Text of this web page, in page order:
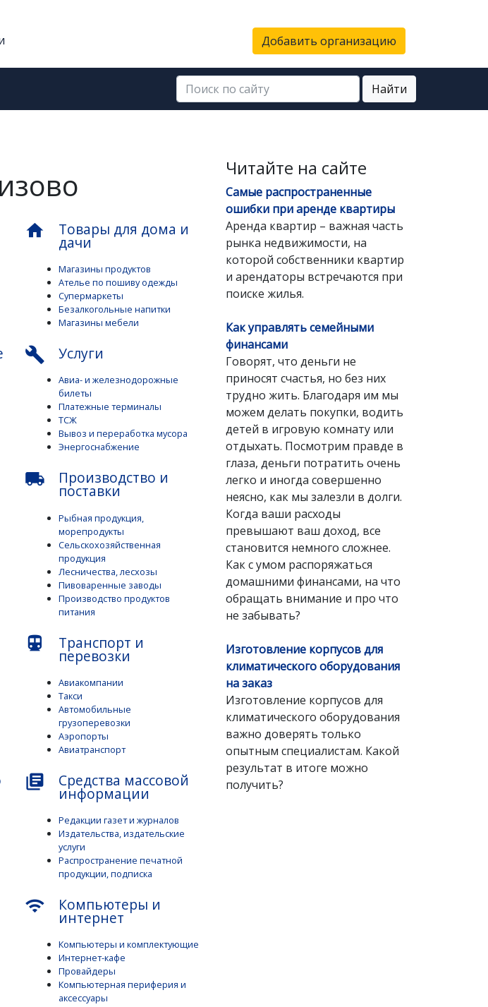
Добавить организацию
Найти
home Товары для дома и
дачи
Магазины продуктов
Ателье по пошиву одежды
Супермаркеты
Безалкогольные напитки
Магазины мебели
build Услуги
Авиа- и железнодорожные
билеты
Платежные терминалы
ТСЖ
Вывоз и переработка мусора
Энергоснабжение
local_shipping Производство и
поставки
Рыбная продукция,
морепродукты
Сельскохозяйственная
продукция
Лесничества, лесхозы
Пивоваренные заводы
Производство продуктов
питания
directions_subway Транспорт и
перевозки
Авиакомпании
Такси
Автомобильные
грузоперевозки
Аэропорты
Авиатранспорт
library_books Средства массовой
информации
Редакции газет и журналов
Издательства, издательские
услуги
Распространение печатной
продукции, подписка
wifi Компьютеры и
интернет
Компьютеры и комплектующие
Интернет-кафе
Провайдеры
Компьютерная периферия и
аксессуары
Читайте на сайте
Самые распространенные
ошибки при аренде квартиры
Аренда квартир – важная часть
рынка недвижимости, на
которой собственники квартир
и арендаторы встречаются при
поиске жилья.
Как управлять семейными
финансами
Говорят, что деньги не
приносят счастья, но без них
трудно жить. Благодаря им мы
можем делать покупки, водить
детей в игровую комнату или
отдыхать. Посмотрим правде в
глаза, деньги потратить очень
легко и иногда совершенно
неясно, как мы залезли в долги.
Когда ваши расходы
превышают ваш доход, все
становится немного сложнее.
Как с умом распоряжаться
домашними финансами, на что
обращать внимание и про что
не забывать?
Изготовление корпусов для
климатического оборудования
на заказ
Изготовление корпусов для
климатического оборудования
важно доверять только
опытным специалистам. Какой
результат в итоге можно
получить?